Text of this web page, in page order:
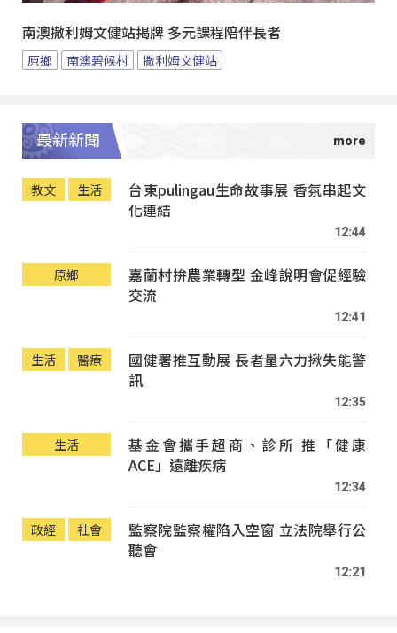
南澳撒利姆文健站揭牌 多元課程陪伴長者
原鄉 南澳碧候村 撒利姆文健站
最新新聞
教文 生活
台東pulingau生命故事展 香氛串起文
化連結
12:44
原鄉
嘉蘭村拚農業轉型 金峰說明會促經驗
交流
12:41
生活 醫療
國健署推互動展 長者量六力揪失能警
訊
12:35
生活
基金會攜手超商、診所 推「健康
ACE」遠離疾病
12:34
政經 社會
監察院監察權陷入空窗 立法院舉行公
聽會
12:21